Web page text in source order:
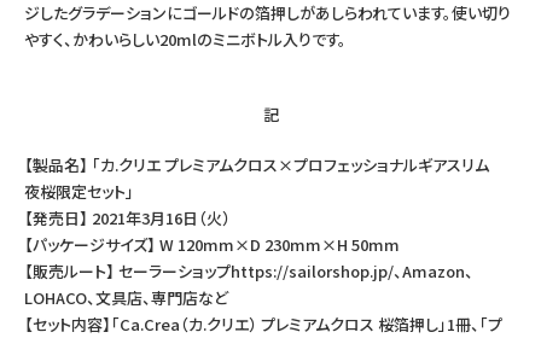
ジしたグラデーションにゴールドの箔押しがあしらわれています。使い切り
やすく、かわいらしい20mlのミニボトル入りです。
記
【製品名】 「カ.クリエ プレミアムクロス×プロフェッショナルギアスリム
夜桜限定セット」
【発売日】 2021年3月16日（火）
【パッケージサイズ】 W 120mm×D 230mm×H 50mm
【販売ルート】 セーラーショップhttps://sailorshop.jp/、Amazon、
LOHACO、文具店、専門店など
【セット内容】「Ca.Crea（カ.クリエ） プレミアムクロス 桜箔押し」1冊、「プ